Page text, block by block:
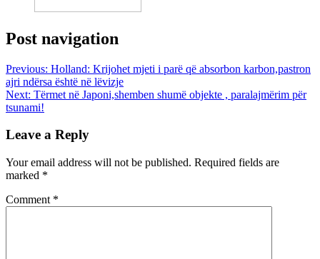
Post navigation
Previous: Holland: Krijohet mjeti i parë që absorbon karbon,pastron
ajri ndërsa është në lëvizje
Next: Tërmet në Japoni,shemben shumë objekte , paralajmërim për
tsunami!
Leave a Reply
Your email address will not be published. Required fields are
marked *
Comment *